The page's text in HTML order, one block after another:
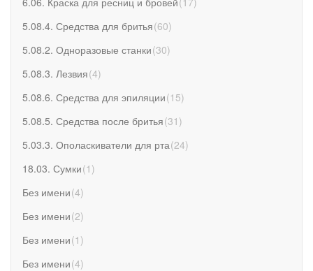
5.08.4. Средства для бритья(60)
5.08.2. Одноразовые станки(30)
5.08.3. Лезвия(4)
5.08.6. Средства для эпиляции(15)
5.08.5. Средства после бритья(31 )
5.03.3. Ополаскиватели для рта(24)
18.03. Сумки(1 )
Без имени(4)
Без имени(2)
Без имени(1 )
Без имени(4)